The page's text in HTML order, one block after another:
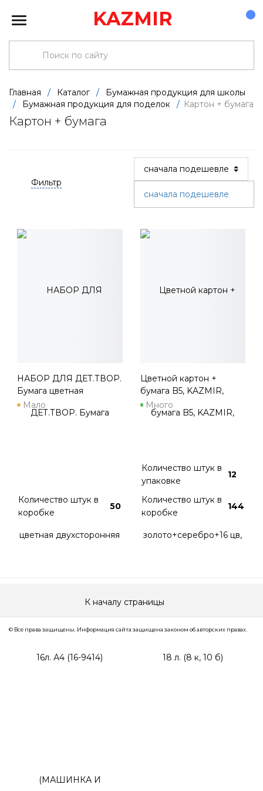
KAZMIR
Главная / Каталог /
Бумажная продукция для школы
/
Бумажная продукция для поделок / Картон + бумага
Картон + бумага
Фильтр
сначала подешевле
НАБОР ДЛЯ ДЕТ.ТВОР.
Бумага цветная
двухсторонняя 16л. А4
(16-9414) (МАШИНКА И
Мало
Количество штук в
коробке
50
Цветной картон +
бумага B5, KAZMIR,
золото+серебро+16 цв,
18 л. (8 к, 10 б)
Много
Количество штук в
упаковке
12
Количество штук в
коробке
144
К началу страницы
© Все права защищены. Информация сайта защищена законом об авторских правах.